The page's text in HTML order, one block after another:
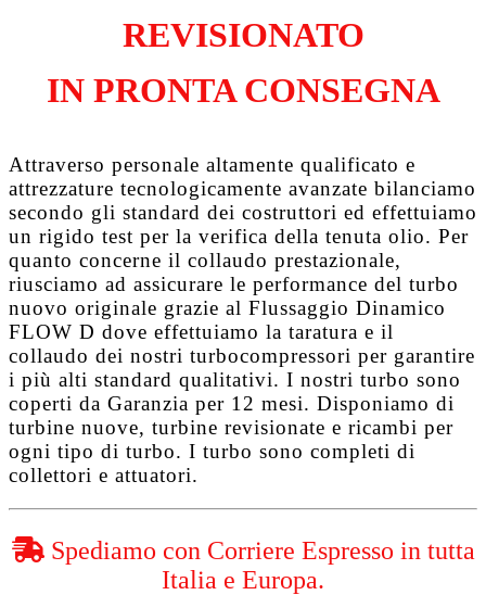
REVISIONATO
IN PRONTA CONSEGNA
Attraverso personale altamente qualificato e
attrezzature tecnologicamente avanzate bilanciamo
secondo gli standard dei costruttori ed effettuiamo
un rigido test per la verifica della tenuta olio. Per
quanto concerne il collaudo prestazionale,
riusciamo ad assicurare le performance del turbo
nuovo originale grazie al Flussaggio Dinamico
FLOW D dove effettuiamo la taratura e il
collaudo dei nostri turbocompressori per garantire
i più alti standard qualitativi. I nostri turbo sono
coperti da Garanzia per 12 mesi. Disponiamo di
turbine nuove, turbine revisionate e ricambi per
ogni tipo di turbo. I turbo sono completi di
collettori e attuatori.
Spediamo con Corriere Espresso in tutta
Italia e Europa.